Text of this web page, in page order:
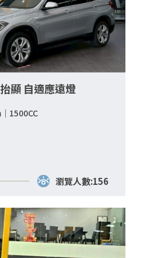
顯 自適應遠燈
1500CC
瀏覽人數:156